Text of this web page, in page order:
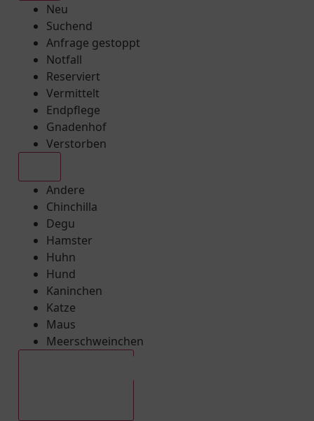
Neu
Suchend
Anfrage gestoppt
Notfall
Reserviert
Vermittelt
Endpflege
Gnadenhof
Verstorben
Andere
Chinchilla
Degu
Hamster
Huhn
Hund
Kaninchen
Katze
Maus
Meerschweinchen